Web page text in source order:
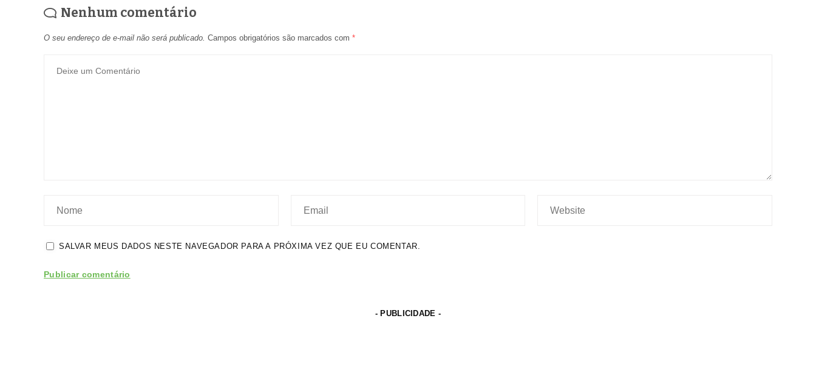
Nenhum comentário
O seu endereço de e-mail não será publicado. Campos obrigatórios são marcados com *
SALVAR MEUS DADOS NESTE NAVEGADOR PARA A PRÓXIMA VEZ QUE EU COMENTAR.
- PUBLICIDADE -